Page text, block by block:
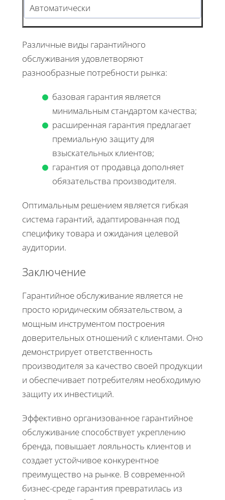
Автоматически
Различные виды гарантийного
обслуживания удовлетворяют
разнообразные потребности рынка:
базовая гарантия является
минимальным стандартом качества;
расширенная гарантия предлагает
премиальную защиту для
взыскательных клиентов;
гарантия от продавца дополняет
обязательства производителя.
Оптимальным решением является гибкая
система гарантий, адаптированная под
специфику товара и ожидания целевой
аудитории.
Заключение
Гарантийное обслуживание является не
просто юридическим обязательством, а
мощным инструментом построения
доверительных отношений с клиентами. Оно
демонстрирует ответственность
производителя за качество своей продукции
и обеспечивает потребителям необходимую
защиту их инвестиций.
Эффективно организованное гарантийное
обслуживание способствует укреплению
бренда, повышает лояльность клиентов и
создает устойчивое конкурентное
преимущество на рынке. В современной
бизнес-среде гарантия превратилась из